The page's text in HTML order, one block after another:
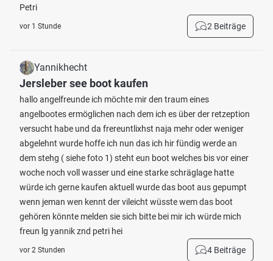
Petri
vor 1 Stunde 2 Beiträge
Yannikhecht
Jersleber see boot kaufen
hallo angelfreunde ich möchte mir den traum eines
angelbootes ermöglichen nach dem ich es über der retzeption
versucht habe und da frereuntlixhst naja mehr oder weniger
abgelehnt wurde hoffe ich nun das ich hir fündig werde an
dem stehg ( siehe foto 1) steht eun boot welches bis vor einer
woche noch voll wasser und eine starke schräglage hatte
würde ich gerne kaufen aktuell wurde das boot aus gepumpt
wenn jeman wen kennt der vileicht wüsste wem das boot
gehören könnte melden sie sich bitte bei mir ich würde mich
freun lg yannik znd petri hei
vor 2 Stunden 4 Beiträge